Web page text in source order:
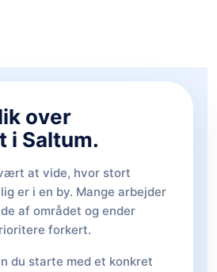
over
i Saltum.
at vide, hvor stort
er i en by. Mange arbejder
af området og ender
forkert.
du starte med et konkret